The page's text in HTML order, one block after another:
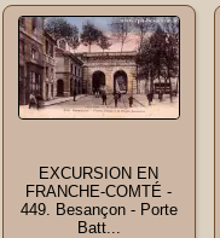
EXCURSION EN
FRANCHE-COMTÉ -
449. Besançon - Porte
Batt...